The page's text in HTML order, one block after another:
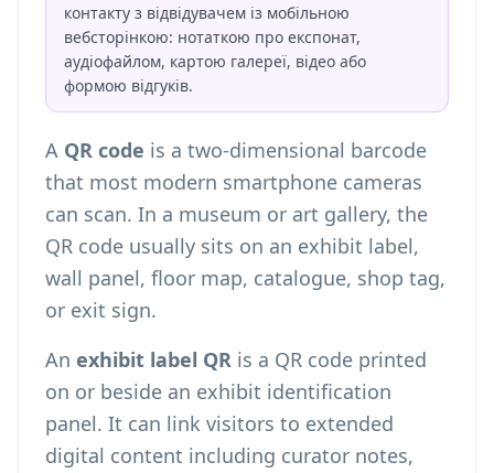
контакту з відвідувачем із мобільною
вебсторінкою: нотаткою про експонат,
аудіофайлом, картою галереї, відео або
формою відгуків.
A QR code is a two-dimensional barcode
that most modern smartphone cameras
can scan. In a museum or art gallery, the
QR code usually sits on an exhibit label,
wall panel, floor map, catalogue, shop tag,
or exit sign.
An exhibit label QR is a QR code printed
on or beside an exhibit identification
panel. It can link visitors to extended
digital content including curator notes,